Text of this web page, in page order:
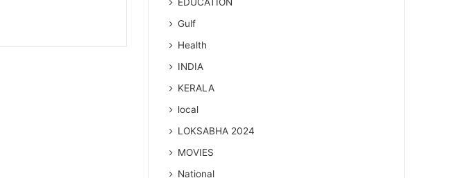
Gulf
Health
INDIA
KERALA
local
LOKSABHA 2024
MOVIES
National